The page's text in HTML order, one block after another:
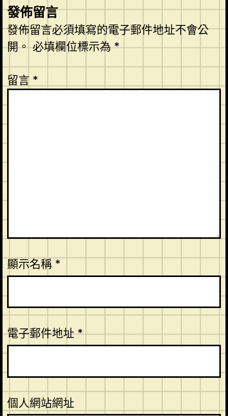
發佈留言
發佈留言必須填寫的電子郵件地址不會公
開。必填欄位標示為*
留言 *
顯示名稱 *
電子郵件地址*
個人網站網址